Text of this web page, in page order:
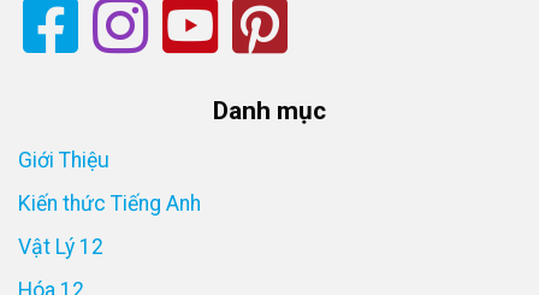
Danh mục
Giới Thiệu
Kiến thức Tiếng Anh
Vật Lý 12
Hóa 12